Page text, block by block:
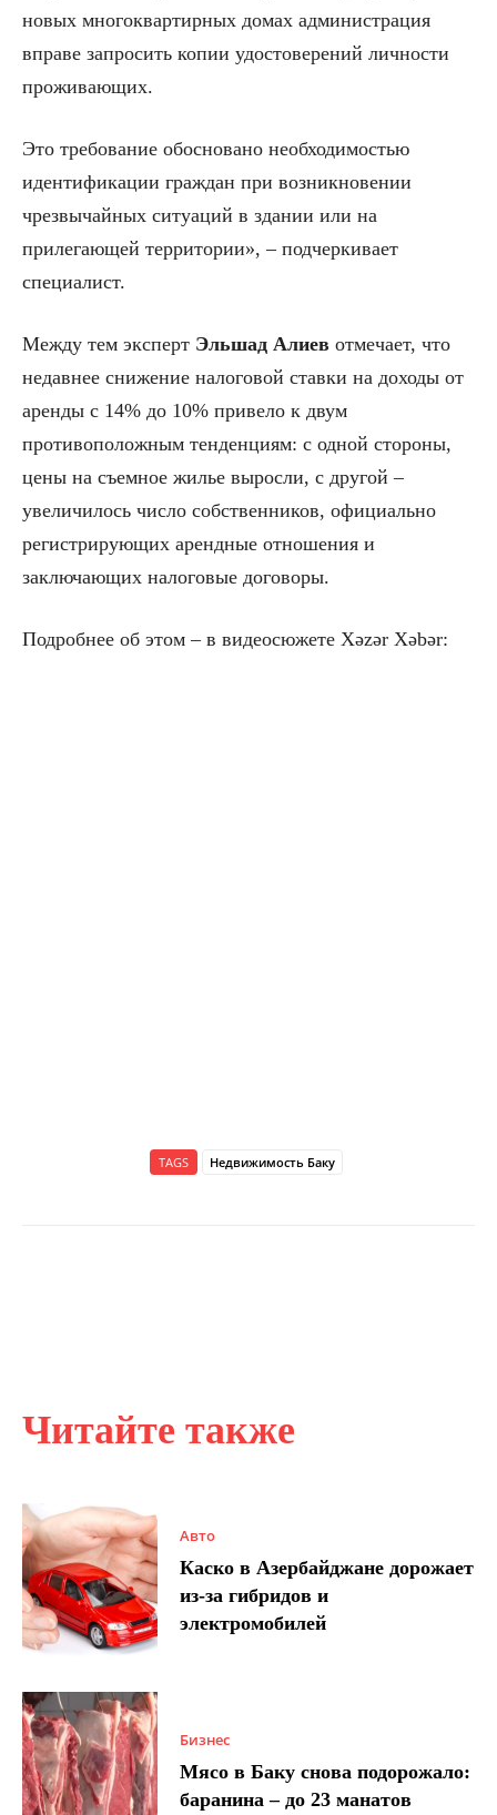
Читайте также
Авто
Каско в Азербайджане дорожает
из-за гибридов и
электромобилей
Бизнес
Мясо в Баку снова подорожало:
баранина – до 23 манатов
новых многоквартирных домах администрация
вправе запросить копии удостоверений личности
проживающих.
Это требование обосновано необходимостью
идентификации граждан при возникновении
чрезвычайных ситуаций в здании или на
прилегающей территории», – подчеркивает
специалист.
Между тем эксперт Эльшад Алиев отмечает, что
недавнее снижение налоговой ставки на доходы от
аренды с 14% до 10% привело к двум
противоположным тенденциям: с одной стороны,
цены на съемное жилье выросли, с другой –
увеличилось число собственников, официально
регистрирующих арендные отношения и
заключающих налоговые договоры.
Подробнее об этом – в видеосюжете Xəzər Xəbər:
TAGS Недвижимость Баку